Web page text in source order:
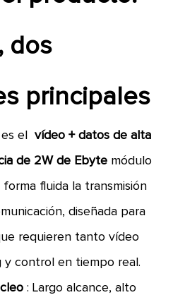
dos
principales
es elvídeo + datos de alta
de 2W de Ebyte módulo
fluida la transmisión
diseñada para
requieren tanto vídeo
y control en tiempo real.
: Largo alcance, alto